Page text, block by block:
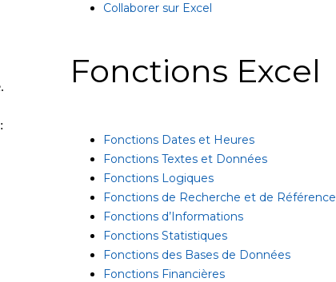
Collaborer sur Excel
Fonctions Excel
Fonctions Dates et Heures
Fonctions Textes et Données
Fonctions Logiques
Fonctions de Recherche et de Référence
Fonctions d’Informations
Fonctions Statistiques
Fonctions des Bases de Données
Fonctions Financières